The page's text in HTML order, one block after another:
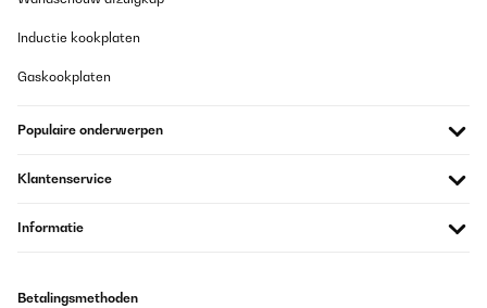
Inductie kookplaten
Gaskookplaten
Populaire onderwerpen
Klantenservice
Informatie
Betalingsmethoden